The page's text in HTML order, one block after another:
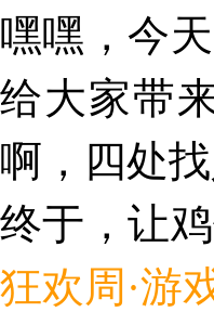
嘿嘿，今
给大家带
啊，四处
终于，让
狂欢周·游